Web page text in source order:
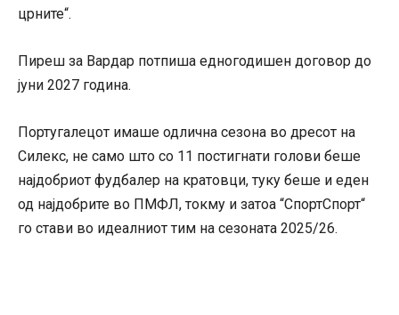
црните“.
Пиреш за Вардар потпиша едногодишен договор до
јуни 2027 година.
Португалецот имаше одлична сезона во дресот на
Силекс, не само што со 11 постигнати голови беше
најдобриот фудбалер на кратовци, туку беше и еден
од најдобрите во ПМФЛ, токму и затоа “СпортСпорт“
го стави во идеалниот тим на сезоната 2025/26.